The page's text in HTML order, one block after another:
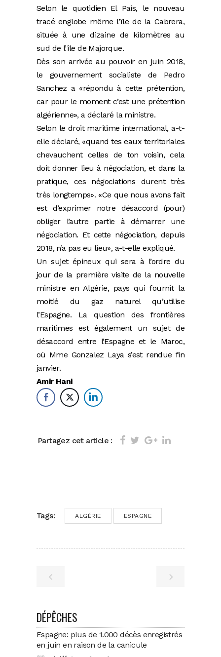
Selon le quotidien El Pais, le nouveau
tracé englobe même l’île de la Cabrera,
située à une dizaine de kilomètres au
sud de l’île de Majorque.
Dès son arrivée au pouvoir en juin 2018,
le gouvernement socialiste de Pedro
Sanchez a «répondu à cette prétention,
car pour le moment c’est une prétention
algérienne», a déclaré la ministre.
Selon le droit maritime international, a-t-
elle déclaré, «quand tes eaux territoriales
chevauchent celles de ton voisin, cela
doit donner lieu à négociation, et dans la
pratique, ces négociations durent très
très longtemps». «Ce que nous avons fait
est d’exprimer notre désaccord (pour)
obliger l’autre partie à démarrer une
négociation. Et cette négociation, depuis
2018, n’a pas eu lieu», a-t-elle expliqué.
Un sujet épineux qui sera à l’ordre du
jour de la première visite de la nouvelle
ministre en Algérie, pays qui fournit la
moitié du gaz naturel qu’utilise
l’Espagne. La question des frontières
maritimes est également un sujet de
désaccord entre l’Espagne et le Maroc,
où Mme Gonzalez Laya s’est rendue fin
janvier.
Amir Hani
Partagez cet article :
Tags: ALGÉRIE ESPAGNE
DÉPÊCHES
Espagne: plus de 1.000 décès enregistrés
en juin en raison de la canicule